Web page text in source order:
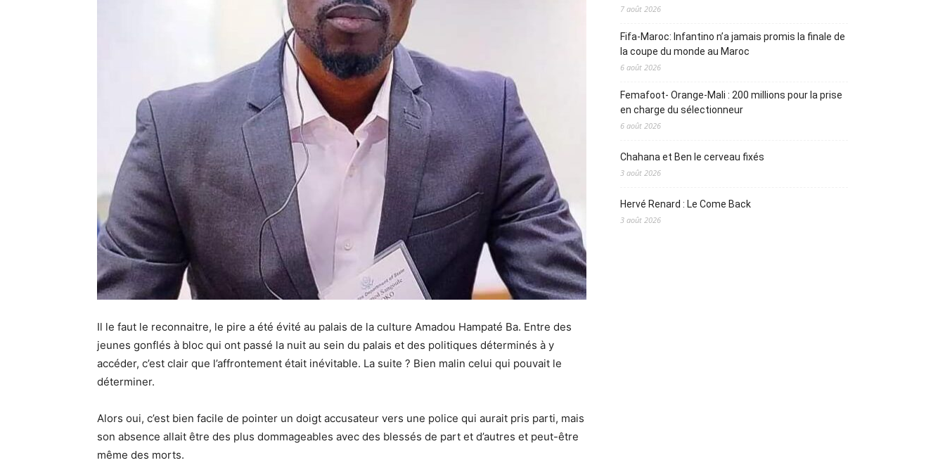
Il le faut le reconnaitre, le pire a été évité au palais de la culture Amadou Hampaté Ba. Entre des
jeunes gonflés à bloc qui ont passé la nuit au sein du palais et des politiques déterminés à y
accéder, c’est clair que l’affrontement était inévitable. La suite ? Bien malin celui qui pouvait le
déterminer.
Alors oui, c’est bien facile de pointer un doigt accusateur vers une police qui aurait pris parti, mais
son absence allait être des plus dommageables avec des blessés de part et d’autres et peut-être
même des morts.
7 août 2026
Fifa-Maroc: Infantino n’a jamais promis la finale de
la coupe du monde au Maroc
6 août 2026
Femafoot- Orange-Mali : 200 millions pour la prise
en charge du sélectionneur
6 août 2026
Chahana et Ben le cerveau fixés
3 août 2026
Hervé Renard : Le Come Back
3 août 2026